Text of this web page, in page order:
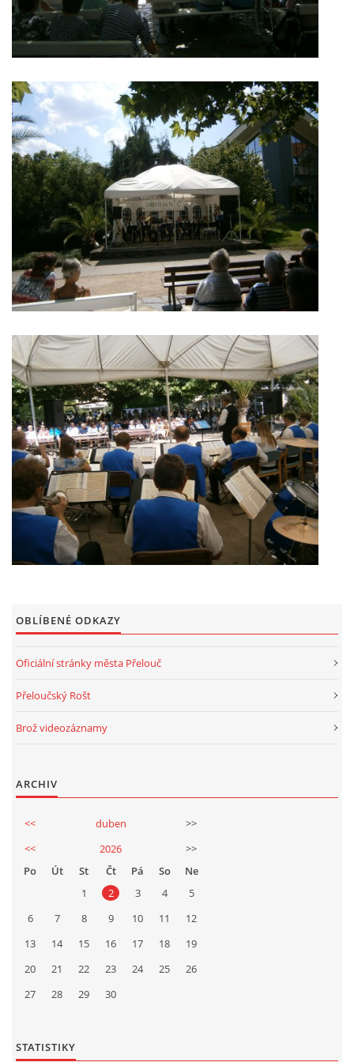
2025
FOTOALBUM
UKÁZKY
KE STAŽENÍ
Přeloučská dechovka Vladimíra Kosiny, z.s.
IČ: 068 71 321
Kapelník:
Ing. Jiří Mach
724914535
mechj@centrum.cz
© 2026 eStránky.cz |Tisk |Aktualizováno: 17. 4. 2026| Nahoru ↑
OBLÍBENÉ ODKAZY
Oficiální stránky města Přelouč
Přeloučský Rošt
Brož videozáznamy
ARCHIV
<< duben
>>
<<
2026
>>
Po
Út St Čt Pá So
Ne
1
2 3 4
5
6
7 8 9 10 11
12
13
14 15 16 17 18
19
20
21 22 23 24 25
26
27
28 29 30
STATISTIKY